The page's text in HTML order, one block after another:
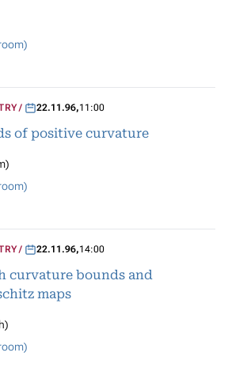
22.11.96,11:00
of positive curvature
22.11.96,14:00
curvature bounds and
maps